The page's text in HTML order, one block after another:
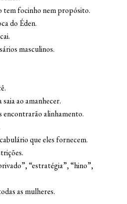
tem focinho nem propósito.
do Éden.
masculinos.
ao amanhecer.
encontrarão alinhamento.
que eles fornecem.
“estratégia”, “hino”,
as mulheres.